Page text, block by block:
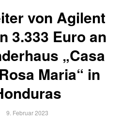
von Agilent
3.333 Euro an
„Casa
Maria“ in
9. Februar 2023